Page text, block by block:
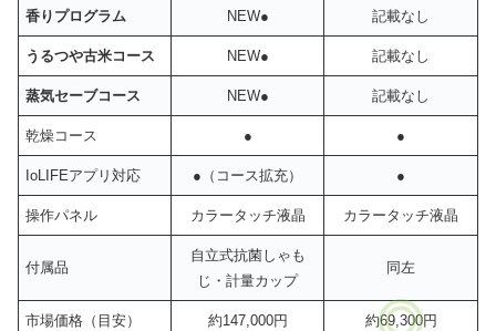
香りプログラム NEW● 記載なし
うるつや古米コース NEW● 記載なし
蒸気セーブコース NEW● 記載なし
乾燥コース ● ●
IoLIFEアプリ対応 ●（コース拡充） ●
操作パネル カラータッチ液晶 カラータッチ液晶
付属品
自立式抗菌しゃも
じ・計量カップ
同左
市場価格（目安） 約147,000円 約69,300円